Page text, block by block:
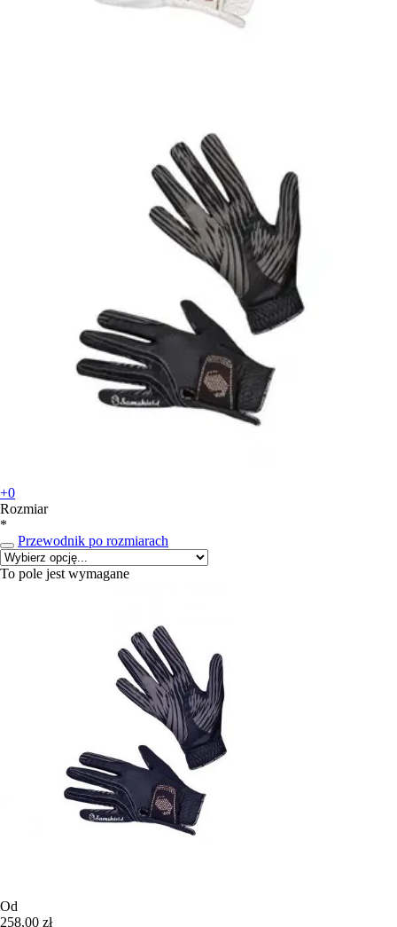
+0
Rozmiar
*
Przewodnik po rozmiarach
To pole jest wymagane
Od
258,00 zł